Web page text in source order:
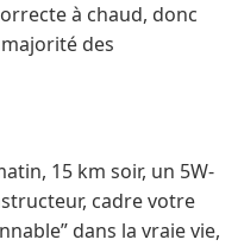
à chaud, donc
des
15 km soir, un 5W-
cadre votre
dans la vraie vie,